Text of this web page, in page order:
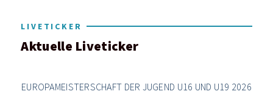
LIVETICKER
Aktuelle Liveticker
EUROPAMEISTERSCHAFT DER JUGEND U16 UND U19 2026